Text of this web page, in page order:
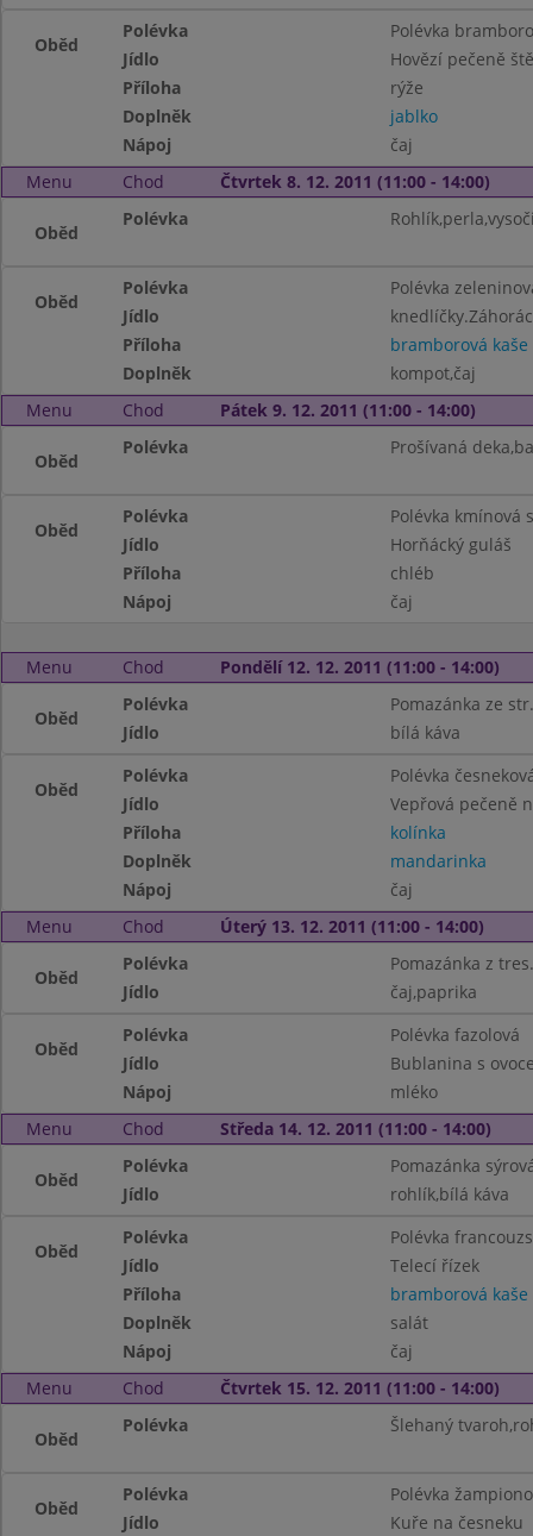
Oběd
Polévka
Polévka
Jídlo
Hovězí pečeně
Příloha
rýže
Doplněk
jablko
Nápoj
čaj
Menu
Chod Čtvrtek 8. 12. 2011 (11:00 - 14:00)
Oběd
Polévka
Oběd
Polévka
Polévka
Jídlo
Příloha
bramborová kaše
Doplněk
kompot,čaj
Menu
Chod Pátek 9. 12. 2011 (11:00 - 14:00)
Oběd
Polévka Prošívaná
Oběd
Polévka
Polévka kmínová
Jídlo
Horňácký guláš
Příloha
chléb
Nápoj
čaj
Menu Chod Pondělí 12. 12. 2011 (11:00 - 14:00)
Oběd
Polévka
Pomazánka ze
Jídlo
bílá káva
Oběd
Polévka
Polévka
Jídlo
Vepřová pečeně
Příloha
kolínka
Doplněk
mandarinka
Nápoj
čaj
Menu
Chod Úterý 13. 12. 2011 (11:00 - 14:00)
Oběd
Polévka
Pomazánka z
Jídlo
čaj,paprika
Oběd
Polévka
Polévka fazolová
Jídlo
Bublanina s
Nápoj
mléko
Menu
Chod Středa 14. 12. 2011 (11:00 - 14:00)
Oběd
Polévka
Pomazánka
Jídlo
rohlík,bílá káva
Oběd
Polévka
Polévka
Jídlo
Telecí řízek
Příloha
bramborová kaše
Doplněk
salát
Nápoj
čaj
Menu
Chod Čtvrtek 15. 12. 2011 (11:00 - 14:00)
Oběd
Polévka Šlehaný
Oběd
Polévka
Polévka
Jídlo
Kuře na česneku